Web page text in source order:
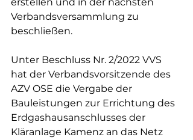
Verbandsversammlung zu
beschließen.
Unter Beschluss Nr. 2/2022 VVS
hat der Verbandsvorsitzende des
AZV OSE die Vergabe der
Bauleistungen zur Errichtung des
Erdgashausanschlusses der
Kläranlage Kamenz an das Netz